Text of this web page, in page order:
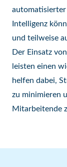
Intelligenz
und teilweise
Der Einsatz
leisten einen
helfen dabei,
zu minimieren
Mitarbeitende